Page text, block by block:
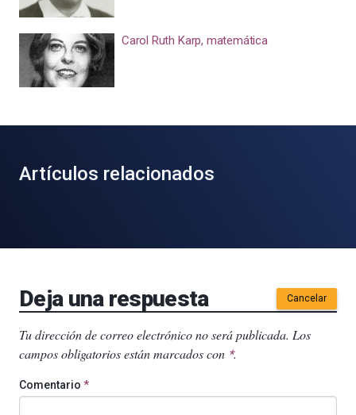
Carol Ruth Karp, matemática
Artículos relacionados
Deja una respuesta Cancelar
Tu dirección de correo electrónico no será publicada. Los
campos obligatorios están marcados con *.
Comentario *